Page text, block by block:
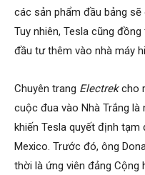
các sản phẩm đầu bảng
Tuy nhiên, Tesla cũng
đầu tư thêm vào nhà máy
Chuyên trang Electrekcho
cuộc đua vào Nhà Trắng
khiến Tesla quyết định
Mexico. Trước đó, ông
thời là ứng viên đảng Cộng